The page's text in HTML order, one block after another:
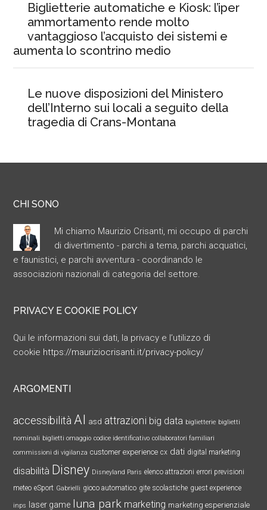
Biglietterie automatiche e Kiosk: l’iper
ammortamento rende molto
vantaggioso l’acquisto dei sistemi e
aumenta lo scontrino medio
Le nuove disposizioni del Ministero
dell’Interno sui locali a seguito della
tragedia di Crans-Montana
CHI SONO
Mi chiamo Maurizio Crisanti, mi occupo di parchi
di divertimento - parchi a tema, parchi acquatici,
e faunistici, e parchi avventura - coordinando le
associazioni nazionali di categoria del settore.
PRIVACY E COOKIE POLICY
Qui le informazioni sui dati, la privacy e l’utilizzo di
cookie https://mauriziocrisanti.it/privacy-policy/
ARGOMENTI
accessibilità AI asd attrazioni big data biglietterie biglietti
nominali biglietti omaggio codice identificativo collaboratori familiari
commissioni di vigilanza customer experience cx dati digital marketing
disabilità Disney Disneyland Paris elenco attrazioni errori previsioni
meteo eSport Gabrielli gioco automatico gite scolastiche guest experience
inps laser game luna park marketing marketing esperienziale